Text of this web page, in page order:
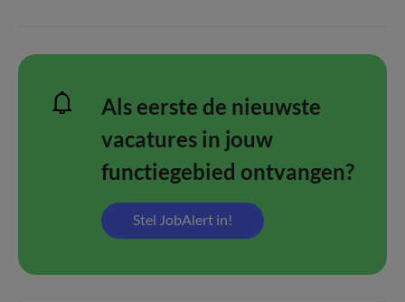
Als eerste de nieuwste
vacatures in jouw
functiegebied ontvangen?
Stel JobAlert in!